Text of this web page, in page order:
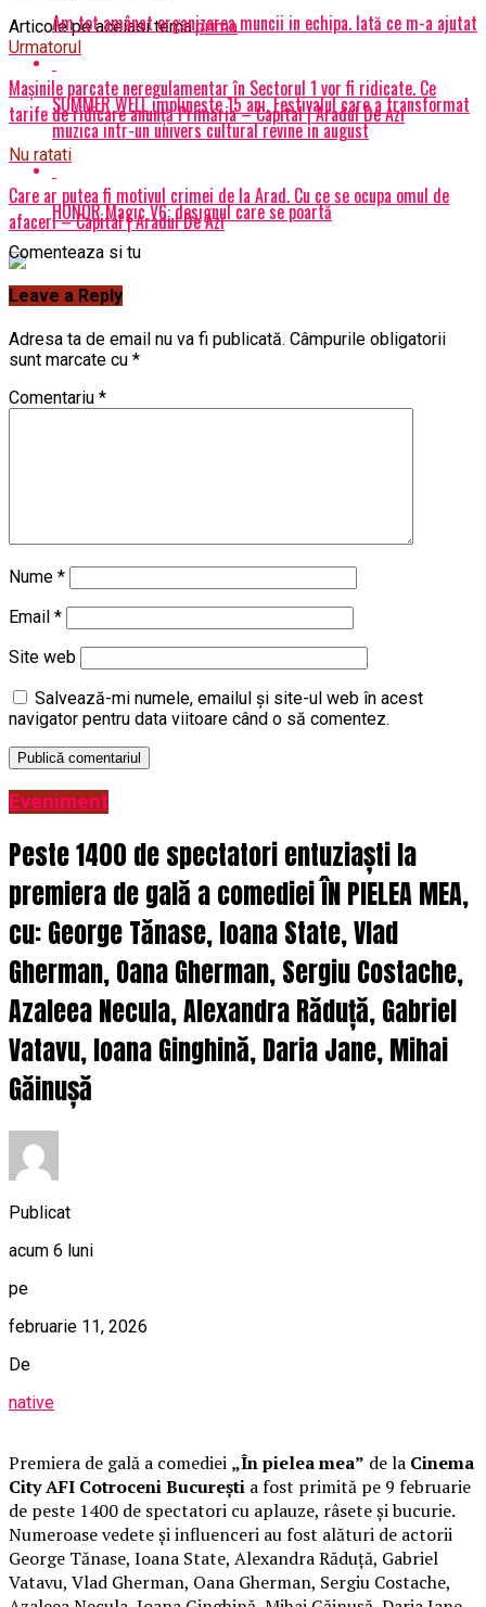
Articole pe aceiasi tema:prima
Urmatorul
Mașinile parcate neregulamentar în Sectorul 1 vor fi ridicate. Ce
tarife de ridicare anunță Primăria – Capital | Aradul De Azi
Nu ratati
Care ar putea fi motivul crimei de la Arad. Cu ce se ocupa omul de
afaceri – Capital | Aradul De Azi
Am tot amânat organizarea muncii in echipa. Iată ce m-a ajutat
SUMMER WELL implineste 15 ani. Festivalul care a transformat
muzica intr-un univers cultural revine in august
HONOR Magic V6: designul care se poartă
Comenteaza si tu
Leave a Reply
Adresa ta de email nu va fi publicată. Câmpurile obligatorii
sunt marcate cu *
Comentariu *
Nume *
Email *
Site web
Salvează-mi numele, emailul și site-ul web în acest
navigator pentru data viitoare când o să comentez.
Eveniment
Peste 1400 de spectatori entuziaști la
premiera de gală a comediei ÎN PIELEA MEA,
cu: George Tănase, Ioana State, Vlad
Gherman, Oana Gherman, Sergiu Costache,
Azaleea Necula, Alexandra Răduță, Gabriel
Vatavu, Ioana Ginghină, Daria Jane, Mihai
Găinușă
Publicat
acum 6 luni
pe
februarie 11, 2026
De
native
Premiera de gală a comediei „În pielea mea” de la Cinema
City AFI Cotroceni București a fost primită pe 9 februarie
de peste 1400 de spectatori cu aplauze, râsete și bucurie.
Numeroase vedete și influenceri au fost alături de actorii
George Tănase, Ioana State, Alexandra Răduță, Gabriel
Vatavu, Vlad Gherman, Oana Gherman, Sergiu Costache,